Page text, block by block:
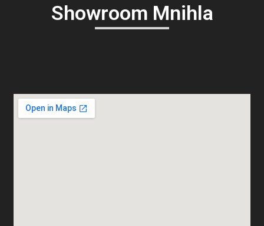
Showroom Mnihla